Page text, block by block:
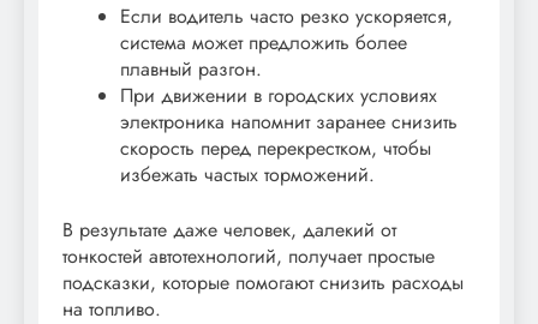
Если водитель часто резко ускоряется,
система может предложить более
плавный разгон.
При движении в городских условиях
электроника напомнит заранее снизить
скорость перед перекрестком, чтобы
избежать частых торможений.
В результате даже человек, далекий от
тонкостей автотехнологий, получает простые
подсказки, которые помогают снизить расходы
на топливо.